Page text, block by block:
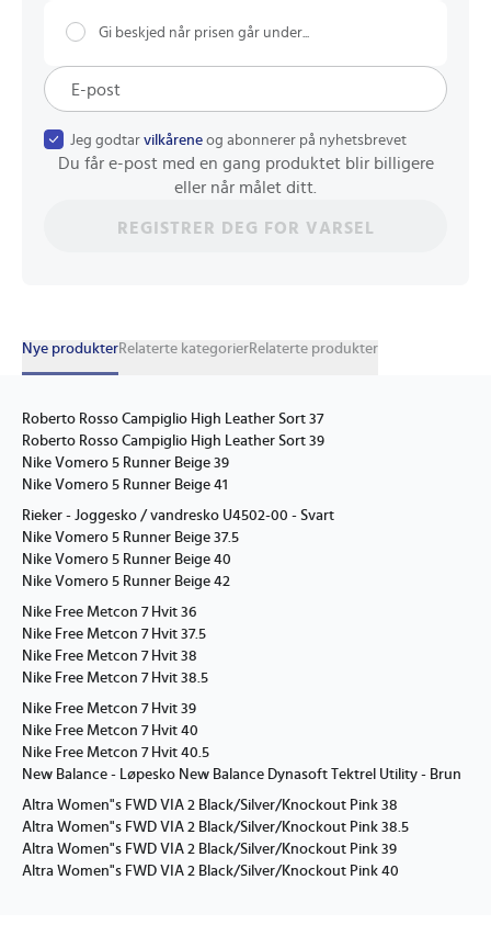
Gi beskjed når prisen går under...
Jeg godtar vilkårene og abonnerer på nyhetsbrevet
Du får e-post med en gang produktet blir billigere
eller når målet ditt.
REGISTRER DEG FOR VARSEL
Nye produkterRelaterte kategorierRelaterte produkter
Roberto Rosso Campiglio High Leather Sort 37
Roberto Rosso Campiglio High Leather Sort 39
Nike Vomero 5 Runner Beige 39
Nike Vomero 5 Runner Beige 41
Rieker - Joggesko / vandresko U4502-00 - Svart
Nike Vomero 5 Runner Beige 37.5
Nike Vomero 5 Runner Beige 40
Nike Vomero 5 Runner Beige 42
Nike Free Metcon 7 Hvit 36
Nike Free Metcon 7 Hvit 37.5
Nike Free Metcon 7 Hvit 38
Nike Free Metcon 7 Hvit 38.5
Nike Free Metcon 7 Hvit 39
Nike Free Metcon 7 Hvit 40
Nike Free Metcon 7 Hvit 40.5
New Balance - Løpesko New Balance Dynasoft Tektrel Utility - Brun
Altra Women"s FWD VIA 2 Black/Silver/Knockout Pink 38
Altra Women"s FWD VIA 2 Black/Silver/Knockout Pink 38.5
Altra Women"s FWD VIA 2 Black/Silver/Knockout Pink 39
Altra Women"s FWD VIA 2 Black/Silver/Knockout Pink 40